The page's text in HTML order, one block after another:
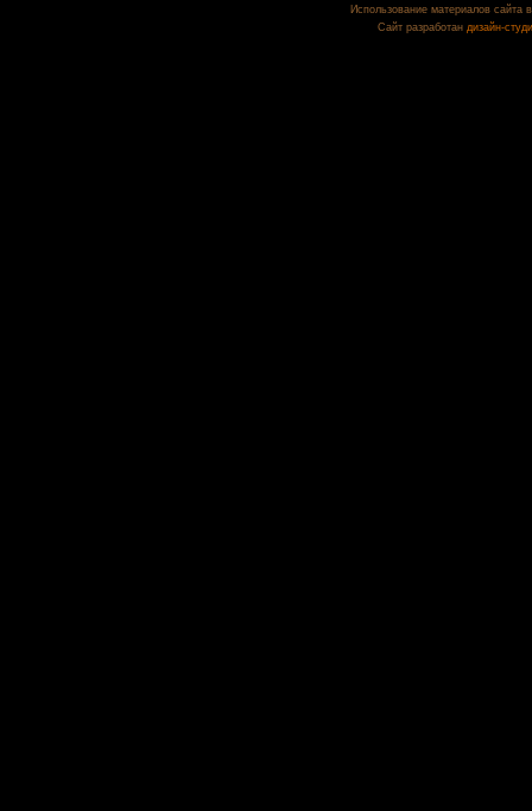
Использование материалов сайта
Сайт разработан дизайн-